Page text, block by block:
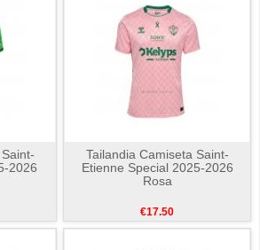
2026
Tailandia Camiseta Saint-
Etienne Special 2025-2026
Rosa
€17.50